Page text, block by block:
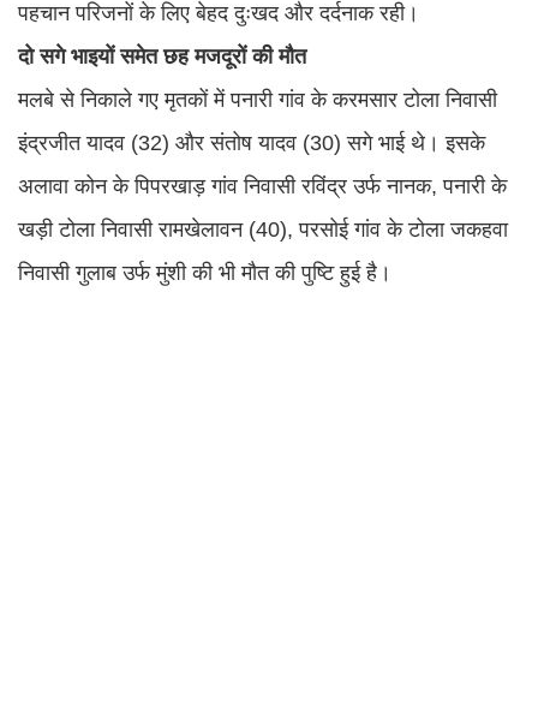
पहचान परिजनों के लिए बेहद दुःखद और दर्दनाक रही।
दो सगे भाइयों समेत छह मजदूरों की मौत
मलबे से निकाले गए मृतकों में पनारी गांव के करमसार टोला निवासी
इंद्रजीत यादव (32) और संतोष यादव (30) सगे भाई थे। इसके
अलावा कोन के पिपरखाड़ गांव निवासी रविंद्र उर्फ नानक, पनारी के
खड़ी टोला निवासी रामखेलावन (40), परसोई गांव के टोला जकहवा
निवासी गुलाब उर्फ मुंशी की भी मौत की पुष्टि हुई है।